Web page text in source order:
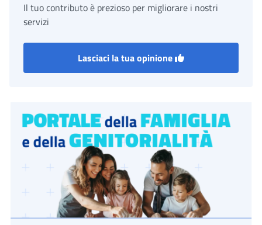
Il tuo contributo è prezioso per migliorare i nostri
servizi
Lasciaci la tua opinione